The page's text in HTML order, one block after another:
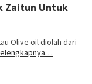
Zaitun Untuk
Olive oil diolah dari